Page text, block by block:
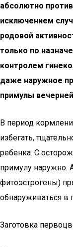
абсолютно
исключением
родовой
только по
контролем
даже наружное
примулы
В период
избегать,
ребенка. С
примулу наружно.
фитоэстрогены)
обнаруживаться в
Заготовка